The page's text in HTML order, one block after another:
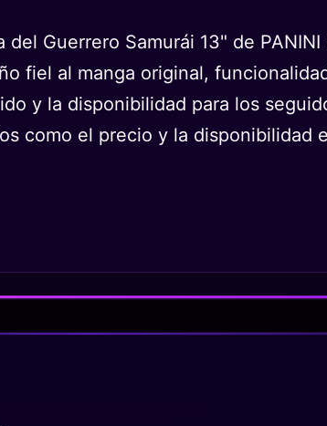
Guerrero Samurái 13" de
fiel al manga original,
y la disponibilidad para los
como el precio y la disponibilidad